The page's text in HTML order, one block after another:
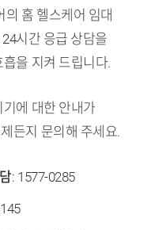
홈 헬스케어 임대
시간 응급 상담을
을 지켜 드립니다.
에 대한 안내가
든지 문의해 주세요.
: 1577-0285